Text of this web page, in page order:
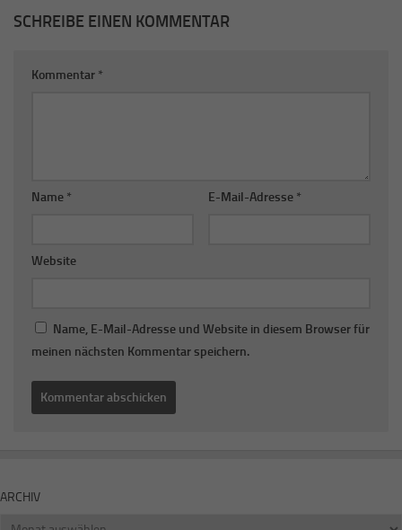
SCHREIBE EINEN KOMMENTAR
Kommentar *
Name * E-Mail-Adresse *
Website
Name, E-Mail-Adresse und Website in diesem Browser für
meinen nächsten Kommentar speichern.
ARCHIV
Archiv